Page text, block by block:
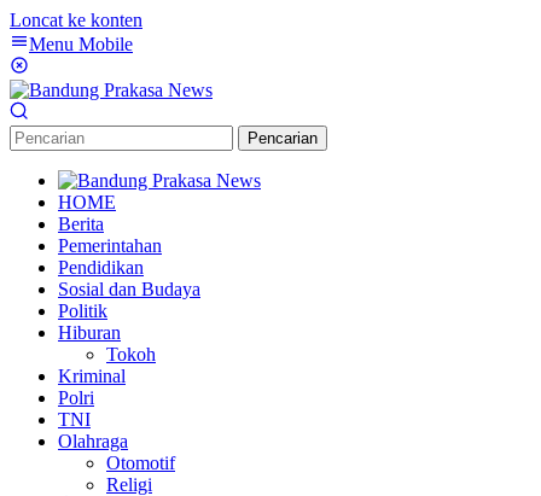
Loncat ke konten
Menu Mobile
Pencarian
HOME
Berita
Pemerintahan
Pendidikan
Sosial dan Budaya
Politik
Hiburan
Tokoh
Kriminal
Polri
TNI
Olahraga
Otomotif
Religi